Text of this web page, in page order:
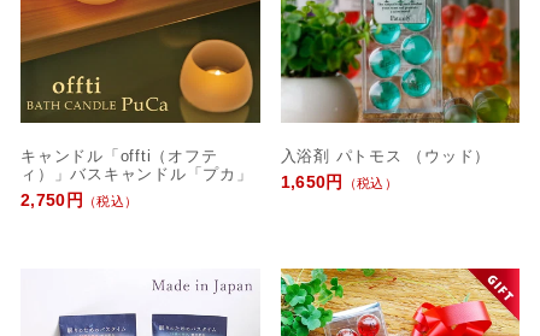
キャンドル「offti（オフテ
ィ）」バスキャンドル「プカ」
2,750円
（税込）
入浴剤 パトモス （ウッド）
1,650円
（税込）